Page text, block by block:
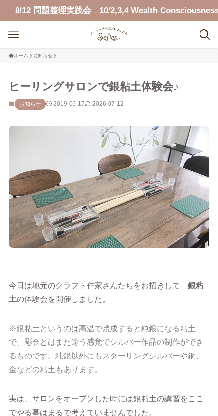
問題整理実践会 10/2,3,4 Wealth Consciousness
ホーム お知らせ
ヒーリングサロンで銀粘土体験会♪
お知らせ 2019-06-17 2026-07-12
今日は地元のクラフト作家さんたちをお招きして、 銀粘
土の体験会を開催しました。
※銀粘土というのは高温で焼成すると純銀になる粘土
で、彫金とはまた違う感覚でシルバー作品の制作ができ
るものです。 純銀以外にもスターリングシルバーや銅、
金などの粘土もあります。
実は、サロンをオープンした時には銀粘土の講習をここ
でやる事はまるで考えていませんでした。